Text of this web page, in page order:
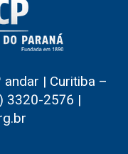
andar | Curitiba –
3320-2576 |